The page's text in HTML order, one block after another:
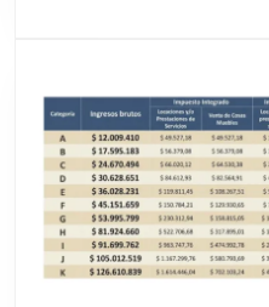
de
2026